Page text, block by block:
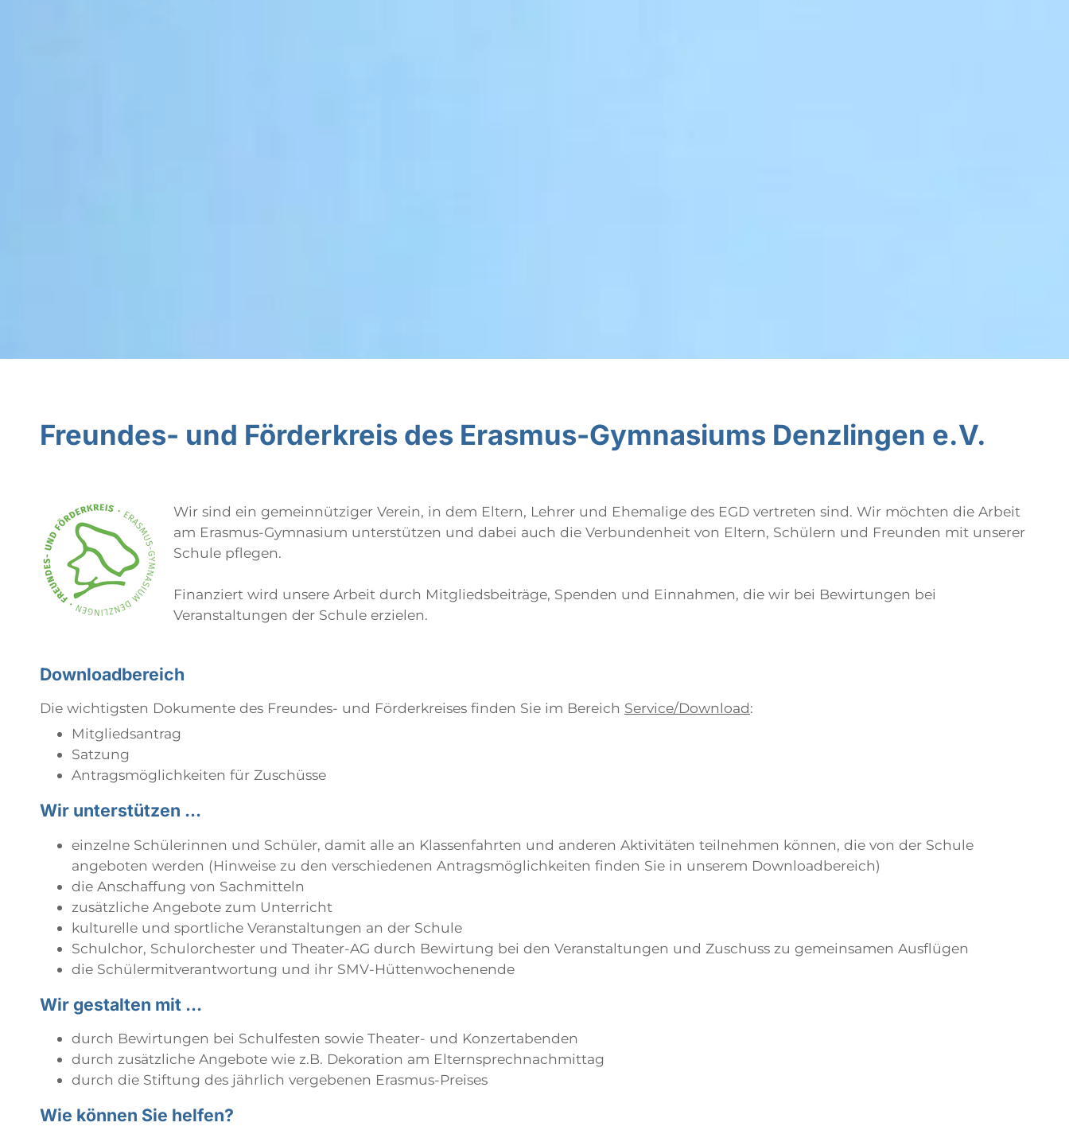
Freundes- und Förderkreis des Erasmus-Gymnasiums Denzlingen e.V.
Wir sind ein gemeinnütziger Verein, in dem Eltern, Lehrer und Ehemalige des EGD vertreten sind. Wir möchten die Arbeit
am Erasmus-Gymnasium unterstützen und dabei auch die Verbundenheit von Eltern, Schülern und Freunden mit unserer
Schule pflegen.
Finanziert wird unsere Arbeit durch Mitgliedsbeiträge, Spenden und Einnahmen, die wir bei Bewirtungen bei
Veranstaltungen der Schule erzielen.
Downloadbereich
Die wichtigsten Dokumente des Freundes- und Förderkreises finden Sie im Bereich Service/Download:
Mitgliedsantrag
Satzung
Antragsmöglichkeiten für Zuschüsse
Wir unterstützen ...
einzelne Schülerinnen und Schüler, damit alle an Klassenfahrten und anderen Aktivitäten teilnehmen können, die von der Schule
angeboten werden (Hinweise zu den verschiedenen Antragsmöglichkeiten finden Sie in unserem Downloadbereich)
die Anschaffung von Sachmitteln
zusätzliche Angebote zum Unterricht
kulturelle und sportliche Veranstaltungen an der Schule
Schulchor, Schulorchester und Theater-AG durch Bewirtung bei den Veranstaltungen und Zuschuss zu gemeinsamen Ausflügen
die Schülermitverantwortung und ihr SMV-Hüttenwochenende
Wir gestalten mit ...
durch Bewirtungen bei Schulfesten sowie Theater- und Konzertabenden
durch zusätzliche Angebote wie z.B. Dekoration am Elternsprechnachmittag
durch die Stiftung des jährlich vergebenen Erasmus-Preises
Wie können Sie helfen?